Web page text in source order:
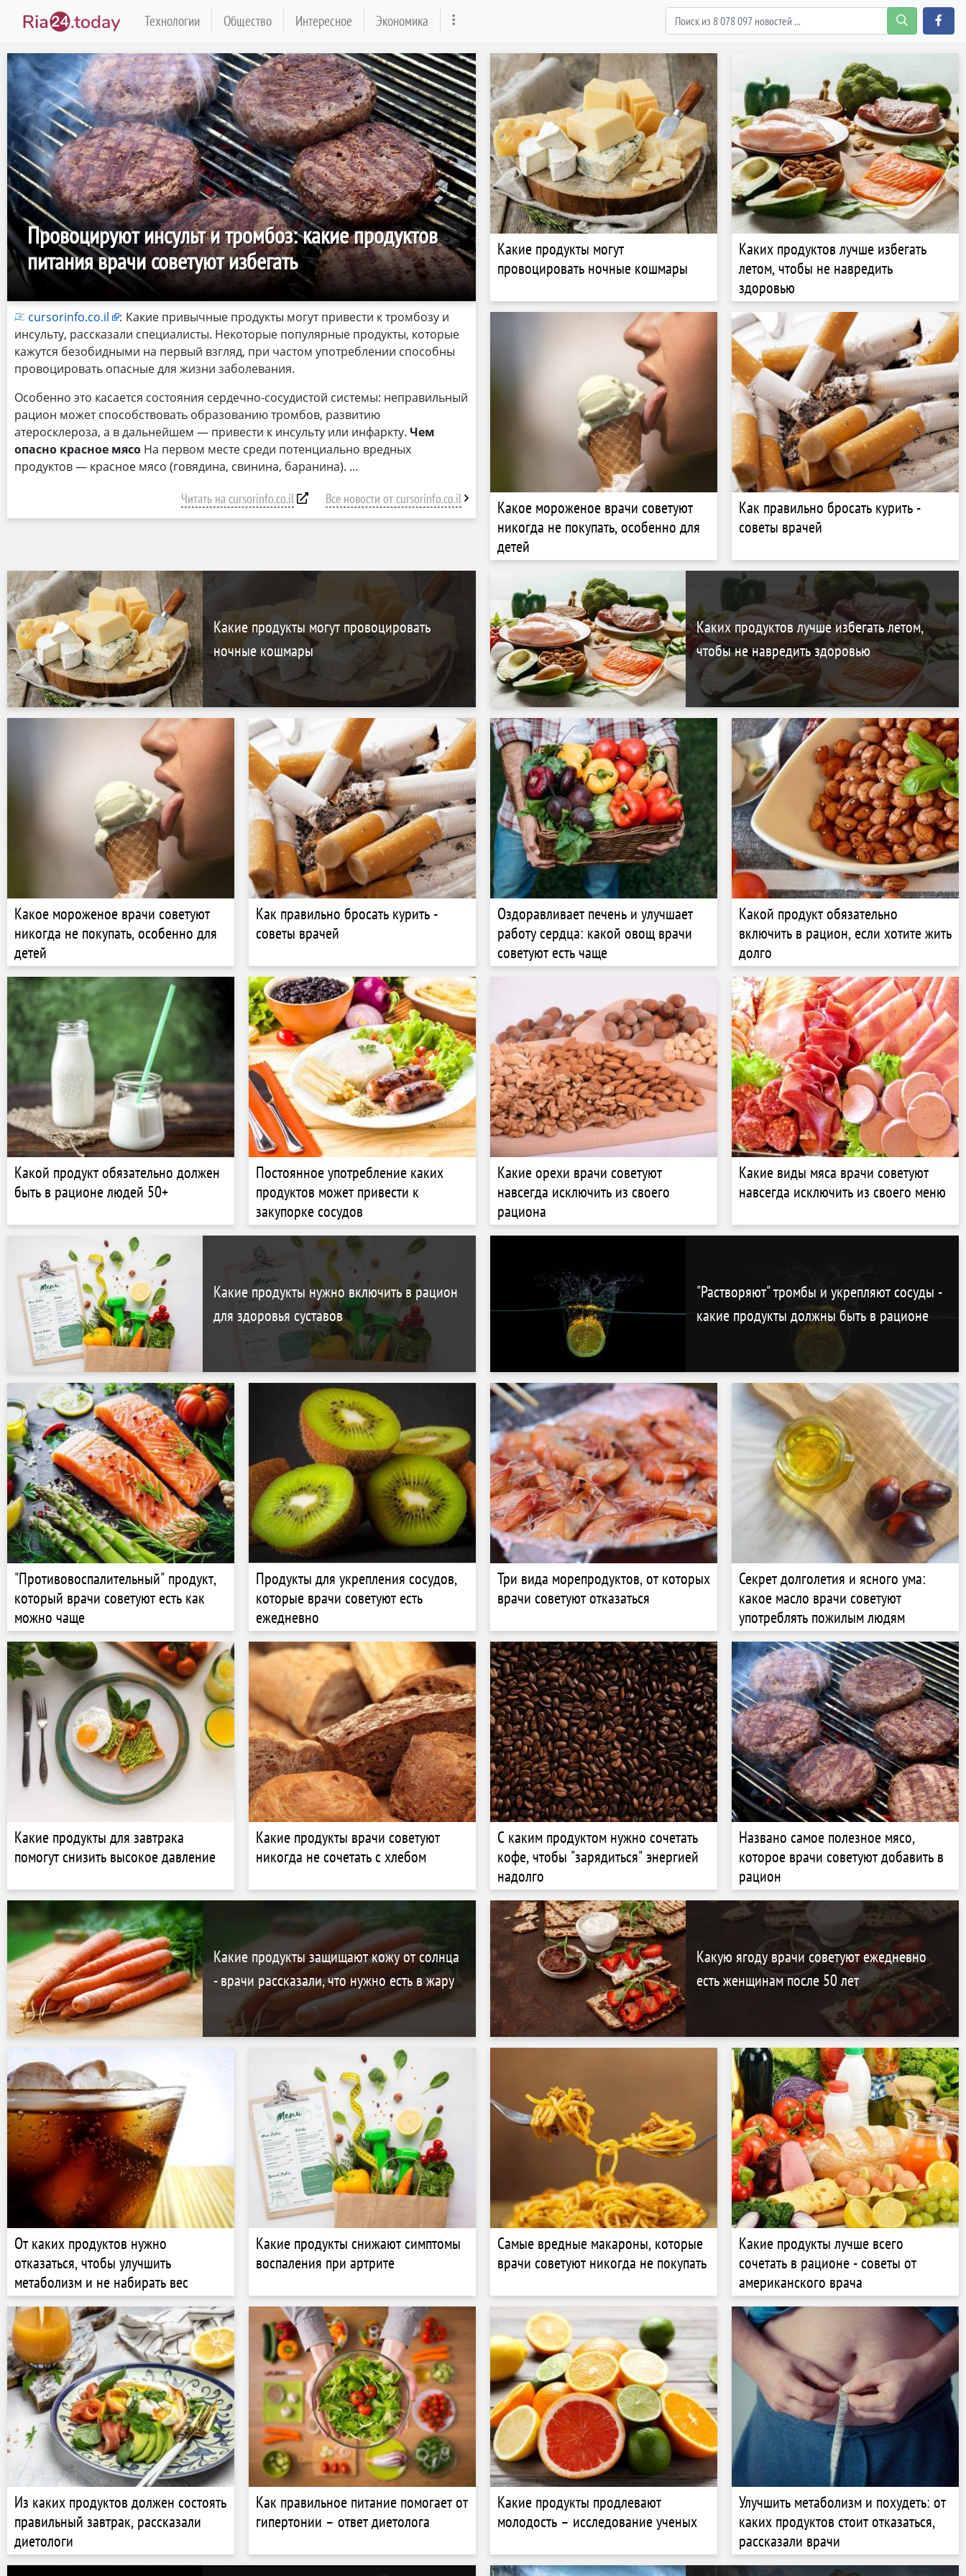
Технологии Общество Интересное Экономика
Провоцируют инсульт и тромбоз: какие продуктов
питания врачи советуют избегать
cursorinfo.co.il : Какие привычные продукты могут привести к тромбозу и
инсульту, рассказали специалисты. Некоторые популярные продукты, которые
кажутся безобидными на первый взгляд, при частом употреблении способны
провоцировать опасные для жизни заболевания.
Особенно это касается состояния сердечно-сосудистой системы: неправильный
рацион может способствовать образованию тромбов, развитию
атеросклероза, а в дальнейшем — привести к инсульту или инфаркту. Чем
опасно красное мясо На первом месте среди потенциально вредных
продуктов — красное мясо (говядина, свинина, баранина).
Читать на cursorinfo.co.il Все новости от cursorinfo.co.il
Какие продукты могут
провоцировать ночные кошмары
Каких продуктов лучше избегать
летом, чтобы не навредить
здоровью
Какое мороженое врачи советуют
никогда не покупать, особенно для
детей
Как правильно бросать курить -
советы врачей
Какие продукты могут провоцировать
ночные кошмары
Каких продуктов лучше избегать летом,
чтобы не навредить здоровью
Какое мороженое врачи советуют
никогда не покупать, особенно для
детей
Как правильно бросать курить -
советы врачей
Оздоравливает печень и улучшает
работу сердца: какой овощ врачи
советуют есть чаще
Какой продукт обязательно
включить в рацион, если хотите жить
долго
Какой продукт обязательно должен
быть в рационе людей 50+
Постоянное употребление каких
продуктов может привести к
закупорке сосудов
Какие орехи врачи советуют
навсегда исключить из своего
рациона
Какие виды мяса врачи советуют
навсегда исключить из своего меню
Какие продукты нужно включить в рацион
для здоровья суставов
"Растворяют" тромбы и укрепляют сосуды -
какие продукты должны быть в рационе
"Противовоспалительный" продукт,
который врачи советуют есть как
можно чаще
Продукты для укрепления сосудов,
которые врачи советуют есть
ежедневно
Три вида морепродуктов, от которых
врачи советуют отказаться
Секрет долголетия и ясного ума:
какое масло врачи советуют
употреблять пожилым людям
Какие продукты для завтрака
помогут снизить высокое давление
Какие продукты врачи советуют
никогда не сочетать с хлебом
С каким продуктом нужно сочетать
кофе, чтобы "зарядиться" энергией
надолго
Названо самое полезное мясо,
которое врачи советуют добавить в
рацион
Какие продукты защищают кожу от солнца
- врачи рассказали, что нужно есть в жару
Какую ягоду врачи советуют ежедневно
есть женщинам после 50 лет
От каких продуктов нужно
отказаться, чтобы улучшить
метаболизм и не набирать вес
Какие продукты снижают симптомы
воспаления при артрите
Самые вредные макароны, которые
врачи советуют никогда не покупать
Какие продукты лучше всего
сочетать в рационе - советы от
американского врача
Из каких продуктов должен состоять
правильный завтрак, рассказали
диетологи
Как правильное питание помогает от
гипертонии – ответ диетолога
Какие продукты продлевают
молодость – исследование ученых
Улучшить метаболизм и похудеть: от
каких продуктов стоит отказаться,
рассказали врачи